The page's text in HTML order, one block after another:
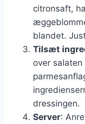
citronsaft,
blandet.
Tilsæt
over
dressingen.
Server: